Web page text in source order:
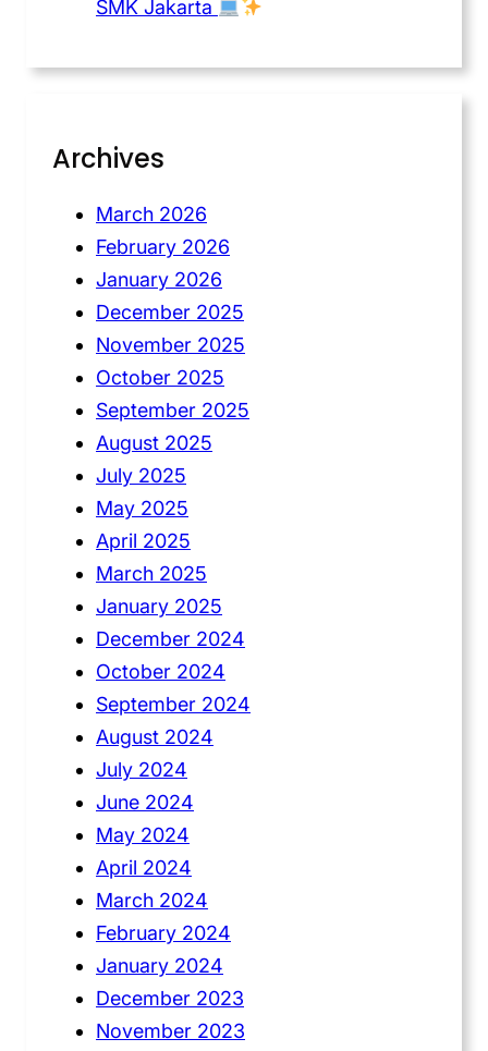
SMK Jakarta
Archives
March 2026
February 2026
January 2026
December 2025
November 2025
October 2025
September 2025
August 2025
July 2025
May 2025
April 2025
March 2025
January 2025
December 2024
October 2024
September 2024
August 2024
July 2024
June 2024
May 2024
April 2024
March 2024
February 2024
January 2024
December 2023
November 2023